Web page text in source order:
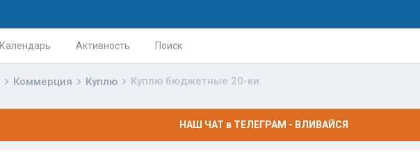
Календарь Активность Поиск
Коммерция Куплю Куплю бюджетные 20-ки
НАШ ЧАТ в ТЕЛЕГРАМ - ВЛИВАЙСЯ